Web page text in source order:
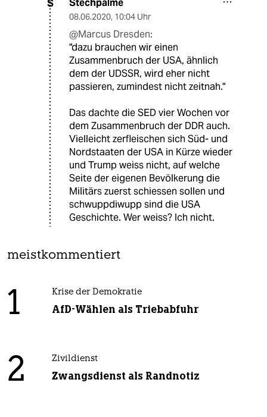
S Stechpalme
08.06.2020, 10:04 Uhr
@Marcus Dresden:
"dazu brauchen wir einen
Zusammenbruch der USA, ähnlich
dem der UDSSR, wird eher nicht
passieren, zumindest nicht zeitnah."
Das dachte die SED vier Wochen vor
dem Zusammenbruch der DDR auch.
Vielleicht zerfleischen sich Süd- und
Nordstaaten der USA in Kürze wieder
und Trump weiss nicht, auf welche
Seite der eigenen Bevölkerung die
Militärs zuerst schiessen sollen und
schwuppdiwupp sind die USA
Geschichte. Wer weiss? Ich nicht.
meistkommentiert
1 Krise der Demokratie
AfD-Wählen als Triebabfuhr
2 Zivildienst
Zwangsdienst als Randnotiz